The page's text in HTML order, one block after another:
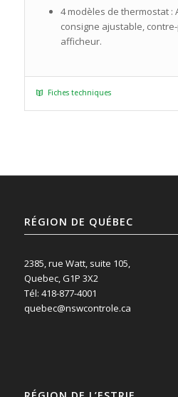
4 modèles de thermostat :
consigne ajustable,
afficheur.
Fiches techniques
RÉGION DE QUÉBEC
2385, rue Watt, suite 105,
Quebec, G1P 3X2
Tél: 418-877-4001
quebec@nswcontrole.ca